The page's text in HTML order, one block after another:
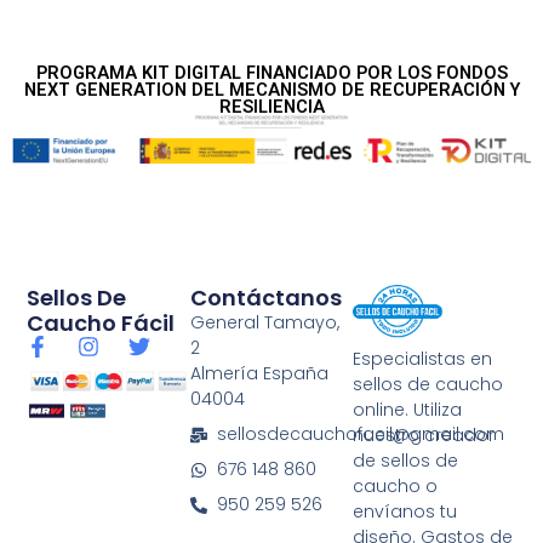
PROGRAMA KIT DIGITAL FINANCIADO POR LOS FONDOS
NEXT GENERATION DEL MECANISMO DE RECUPERACIÓN Y
RESILIENCIA
Especialistas en
sellos de caucho
online. Utiliza
nuestro creador
de sellos de
caucho o
envíanos tu
diseño. Gastos de
Contáctanos
General Tamayo,
2
Almería España
04004
sellosdecauchofacil@gmail.com
676 148 860
950 259 526
Sellos De
Caucho Fácil
F
a
c
e
I
s
t
T
i